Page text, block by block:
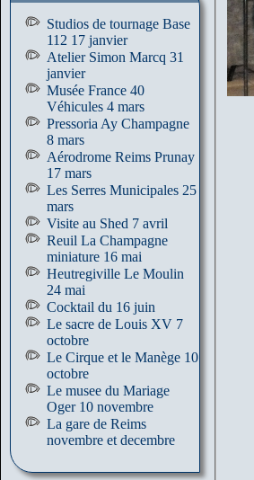
Studios de tournage Base
112 17 janvier
Atelier Simon Marcq 31
janvier
Musée France 40
Véhicules 4 mars
Pressoria Ay Champagne
8 mars
Aérodrome Reims Prunay
17 mars
Les Serres Municipales 25
mars
Visite au Shed 7 avril
Reuil La Champagne
miniature 16 mai
Heutregiville Le Moulin
24 mai
Cocktail du 16 juin
Le sacre de Louis XV 7
octobre
Le Cirque et le Manège 10
octobre
Le musee du Mariage
Oger 10 novembre
La gare de Reims
novembre et decembre